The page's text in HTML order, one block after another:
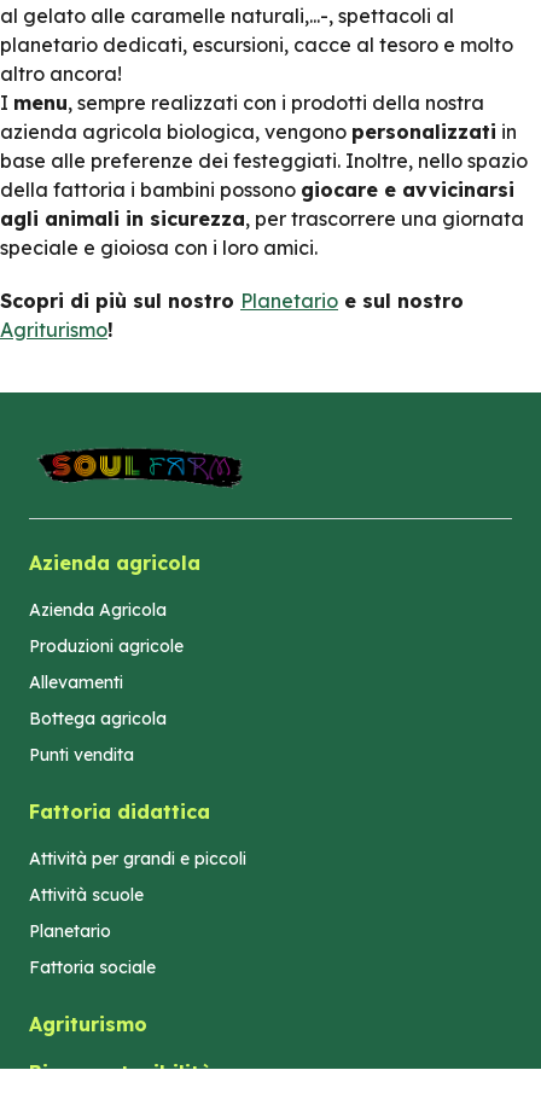
al gelato alle caramelle naturali,...-, spettacoli al
planetario dedicati, escursioni, cacce al tesoro e molto
altro ancora!
I menu, sempre realizzati con i prodotti della nostra
azienda agricola biologica, vengono personalizzati in
base alle preferenze dei festeggiati. Inoltre, nello spazio
della fattoria i bambini possono giocare e avvicinarsi
agli animali in sicurezza, per trascorrere una giornata
speciale e gioiosa con i loro amici.
Scopri di più sul nostro Planetario e sul nostro
Agriturismo!
Azienda agricola
Azienda Agricola
Produzioni agricole
Allevamenti
Bottega agricola
Punti vendita
Fattoria didattica
Attività per grandi e piccoli
Attività scuole
Planetario
Fattoria sociale
Agriturismo
Bio e sostenibilità